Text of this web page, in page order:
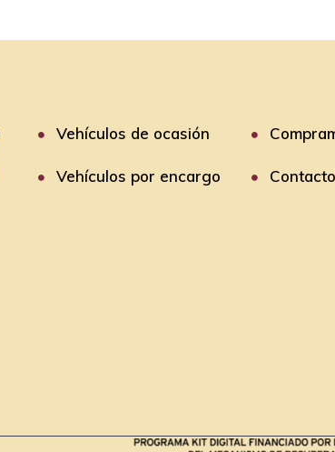
Vehículos de ocasión
Vehículos por encargo Contacto